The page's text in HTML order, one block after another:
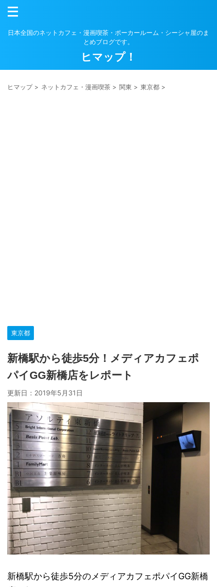
日本全国のネットカフェ・漫画喫茶・ポーカールーム・シーシャ屋のま
とめブログです。
ヒマップ！
ヒマップ> ネットカフェ・漫画喫茶 > 関東 > 東京都 >
東京都
新橋駅から徒歩5分！メディアカフェポ
パイGG新橋店をレポート
更新日： 2019年5月31日
新橋駅から徒歩5分のメディアカフェポパイGG新橋